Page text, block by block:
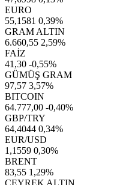
EURO
55,1581 0,39%
GRAM ALTIN
6.660,55 2,59%
FAİZ
41,30 -0,55%
GÜMÜŞ GRAM
97,57 3,57%
BITCOIN
64.777,00 -0,40%
GBP/TRY
64,4044 0,34%
EUR/USD
1,1559 0,30%
BRENT
83,55 1,29%
ÇEYREK ALTIN